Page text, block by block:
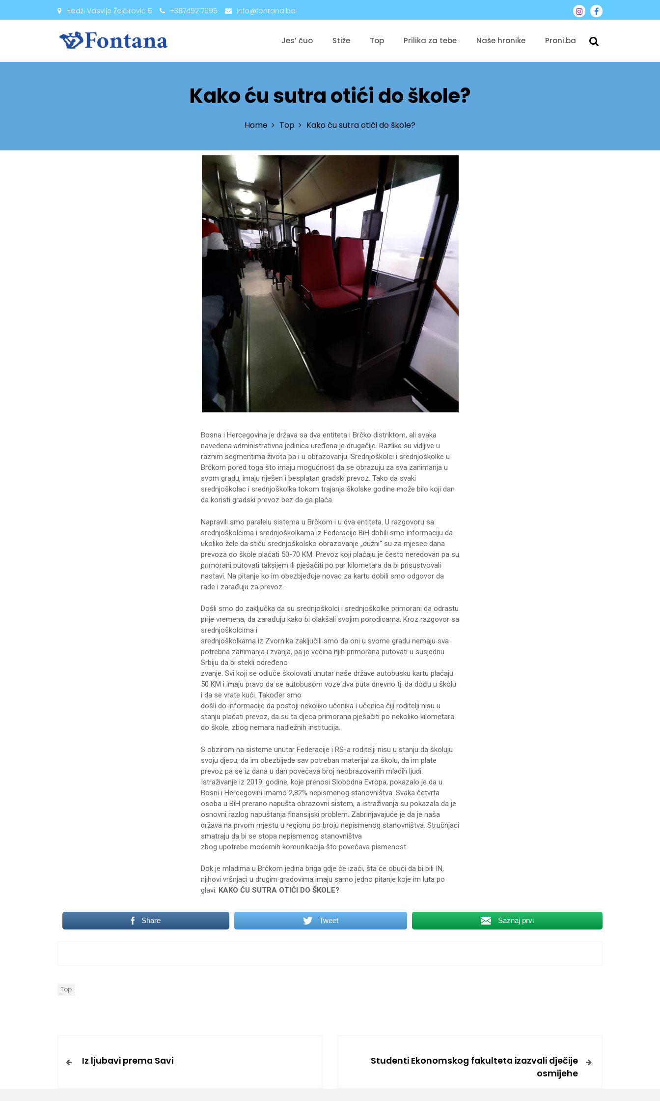
Hadži Vasvije Žejčirović 5 +38749217695 info@fontana.ba
Jes’ čuo Stiže Top Prilika za tebe Naše hronike Proni.ba
Kako ću sutra otići do škole?
Home Top Kako ću sutra otići do škole?
Bosna i Hercegovina je država sa dva entiteta i Brčko distriktom, ali svaka
navedena administrativna jedinica uređena je drugačije. Razlike su vidljive u
raznim segmentima života pa i u obrazovanju. Srednjoškolci i srednjoškolke u
Brčkom pored toga što imaju mogućnost da se obrazuju za sva zanimanja u
svom gradu, imaju riješen i besplatan gradski prevoz. Tako da svaki
srednjoškolac i srednjoškolka tokom trajanja školske godine može bilo koji dan
da koristi gradski prevoz bez da ga plaća.
Napravili smo paralelu sistema u Brčkom i u dva entiteta. U razgovoru sa
srednjoškolcima i srednjoškolkama iz Federacije BiH dobili smo informaciju da
ukoliko žele da stiču srednjoškolsko obrazovanje „dužni“ su za mjesec dana
prevoza do škole plaćati 50-70 KM. Prevoz koji plaćaju je često neredovan pa su
primorani putovati taksijem ili pješačiti po par kilometara da bi prisustvovali
nastavi. Na pitanje ko im obezbjeđuje novac za kartu dobili smo odgovor da
rade i zarađuju za prevoz.
Došli smo do zaključka da su srednjoškolci i srednjoškolke primorani da odrastu
prije vremena, da zarađuju kako bi olakšali svojim porodicama. Kroz razgovor sa
srednjoškolcima i
srednjoškolkama iz Zvornika zaključili smo da oni u svome gradu nemaju sva
potrebna zanimanja i zvanja, pa je većina njih primorana putovati u susjednu
Srbiju da bi stekli određeno
zvanje. Svi koji se odluče školovati unutar naše države autobusku kartu plaćaju
50 KM i imaju pravo da se autobusom voze dva puta dnevno tj. da dođu u školu
i da se vrate kući. Također smo
došli do informacije da postoji nekoliko učenika i učenica čiji roditelji nisu u
stanju plaćati prevoz, da su ta djeca primorana pješačiti po nekoliko kilometara
do škole, zbog nemara nadležnih institucija.
S obzirom na sisteme unutar Federacije i RS-a roditelji nisu u stanju da školuju
svoju djecu, da im obezbijede sav potreban materijal za školu, da im plate
prevoz pa se iz dana u dan povećava broj neobrazovanih mladih ljudi.
Istraživanje iz 2019. godine, koje prenosi Slobodna Evropa, pokazalo je da u
Bosni i Hercegovini imamo 2,82% nepismenog stanovništva. Svaka četvrta
osoba u BiH prerano napušta obrazovni sistem, a istraživanja su pokazala da je
osnovni razlog napuštanja finansijski problem. Zabrinjavajuće je da je naša
država na prvom mjestu u regionu po broju nepismenog stanovništva. Stručnjaci
smatraju da bi se stopa nepismenog stanovništva
zbog upotrebe modernih komunikacija što povećava pismenost.
Dok je mladima u Brčkom jedina briga gdje će izaći, šta će obući da bi bili IN,
njihovi vršnjaci u drugim gradovima imaju samo jedno pitanje koje im luta po
glavi: KAKO ĆU SUTRA OTIĆI DO ŠKOLE?
Share Tweet Saznaj prvi
Top
Iz ljubavi prema Savi
Studenti Ekonomskog fakulteta izazvali dječije
osmijehe